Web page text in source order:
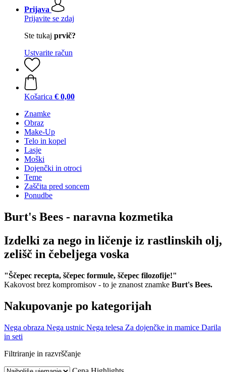
Prijava
Prijavite se zdaj
Ste tukaj prvič?
Ustvarite račun
Košarica € 0,00
Znamke
Obraz
Make-Up
Telo in kopel
Lasje
Moški
Dojenčki in otroci
Teme
Zaščita pred soncem
Ponudbe
Burt's Bees - naravna kozmetika
Izdelki za nego in ličenje iz rastlinskih olj,
zelišč in čebeljega voska
"Ščepec recepta, ščepec formule, ščepec filozofije!"
Kakovost brez kompromisov - to je znanost znamke Burt's Bees.
Nakupovanje po kategorijah
Nega obraza Nega ustnic Nega telesa Za dojenčke in mamice Darila
in seti
Filtriranje in razvrščanje